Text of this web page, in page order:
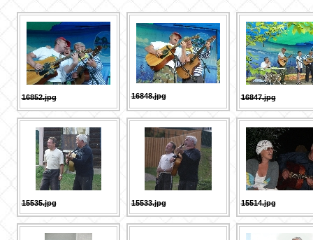
16852.jpg 16848.jpg 16847.jpg
15535.jpg 15533.jpg 15514.jpg